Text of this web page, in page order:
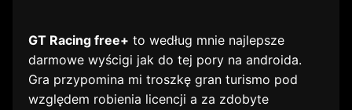
GT Racing free+ to według mnie najlepsze
darmowe wyścigi jak do tej pory na androida.
Gra przypomina mi troszkę gran turismo pod
względem robienia licencji a za zdobyte